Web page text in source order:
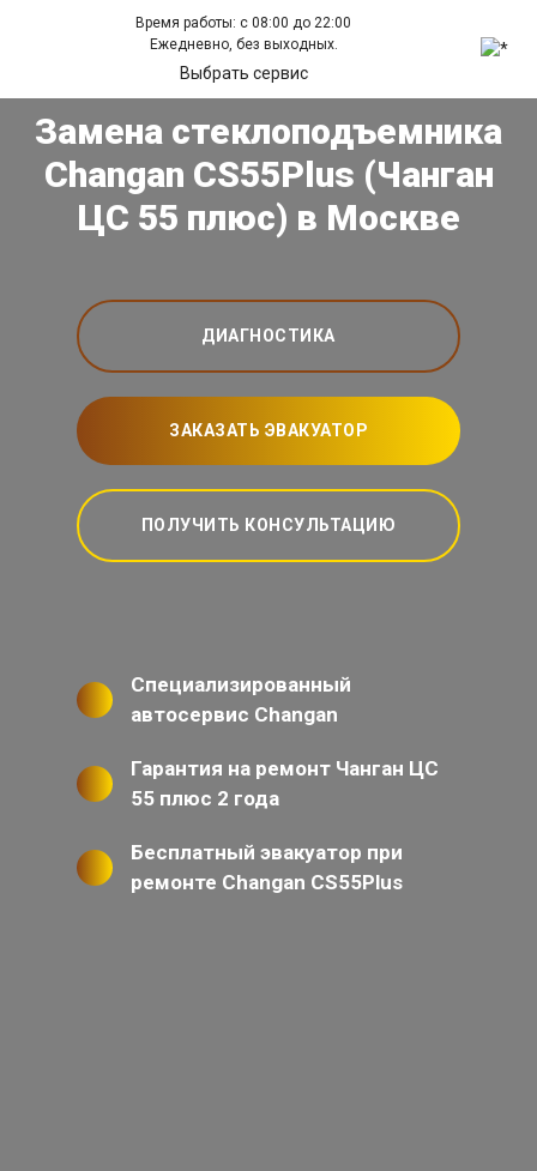
Время работы: с 08:00 до 22:00
Ежедневно, без выходных.
Выбрать сервис
Замена стеклоподъемника
Changan CS55Plus (Чанган
ЦС 55 плюс) в Москве
ДИАГНОСТИКА
ЗАКАЗАТЬ ЭВАКУАТОР
ПОЛУЧИТЬ КОНСУЛЬТАЦИЮ
Специализированный
автосервис Changan
Гарантия на ремонт Чанган ЦС
55 плюс 2 года
Бесплатный эвакуатор при
ремонте Changan CS55Plus